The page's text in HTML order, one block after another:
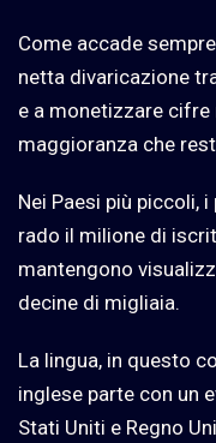
Come accade
netta divaricazione
e a monetizzare cifre
maggioranza che
Nei Paesi più piccoli,
rado il milione di
mantengono
decine di migliaia.
La lingua, in questo
inglese parte con un
Stati Uniti e Regno